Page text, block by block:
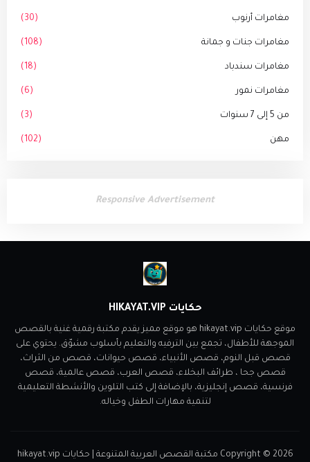
مغامرات أرنوب (30)
مغامرات جنات و جمانة (108)
مغامرات سندباد (18)
مغامرات نمور (6)
من 5 إلى 7 سنوات (3)
مهن (102)
Responsive Advertisement
حكايات HIKAYAT.VIP
موقع حكايات hikayat.vip هو موقع مميز يقدم مكتبة رقمية غنية بالقصص
الموجهة للأطفال، تجمع بين الترفيه والتعليم بأسلوب مشوّق. يحتوي على
قصص قبل النوم، قصص الأنبياء، قصص حيوانات، قصص من الثراث،
قصص جحا ، طرائف البخلاء، قصص العرب، قصص عالمية، قصص
فرنسية، قصص إنجليزية، بالإضافة إلى كتب التلوين والأنشطة التعليمية
لتنمية مهارات الطفل وخياله.
Copyright © 2026 مكتبة القصص العربية المتنوعة | حكايات hikayat.vip